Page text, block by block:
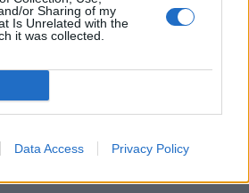
or Sharing of my
Is Unrelated with the
it was collected.
Data Access Privacy Policy
vergelijken Ajax-talent Abdellah
Messi
richting volgende ronde na
met bijzondere gevoelens naar